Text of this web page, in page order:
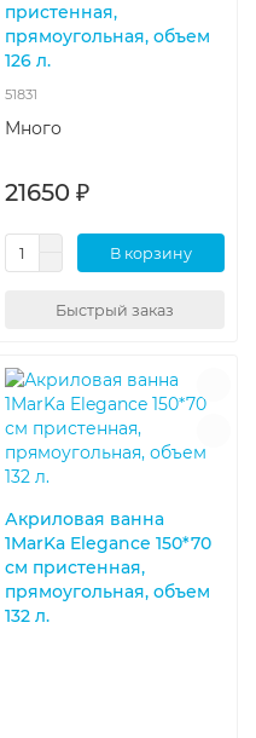
пристенная,
прямоугольная, объем
126 л.
51831
Много
21650 ₽
В корзину
Быстрый заказ
Акриловая ванна
1MarKa Elegance 150*70
см пристенная,
прямоугольная, объем
132 л.